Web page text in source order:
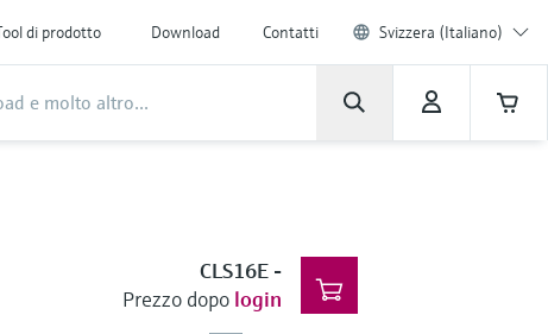
di prodotto Download Contatti Svizzera (Italiano)
CLS16E-
Prezzo dopo login